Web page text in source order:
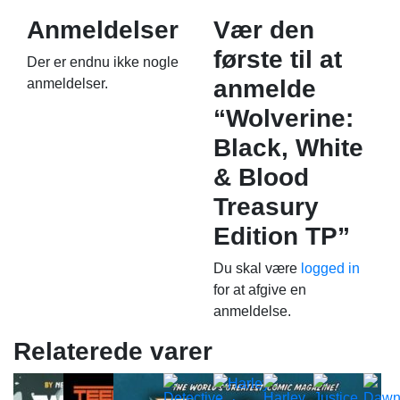
Anmeldelser
Der er endnu ikke nogle
anmeldelser.
Vær den
første til at
anmelde
“Wolverine:
Black, White
& Blood
Treasury
Edition TP”
Du skal være logged in
for at afgive en
anmeldelse.
Relaterede varer